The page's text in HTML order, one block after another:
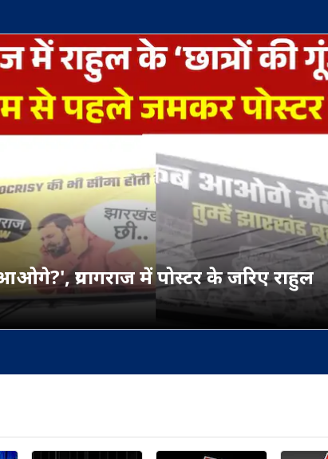
प्रयागराज में पोस्टर के जरिए राहुल